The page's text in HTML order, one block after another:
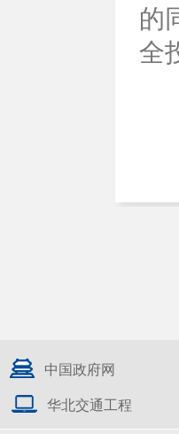
的
全
中国政府网
华北交通工程